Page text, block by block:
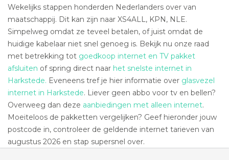
Wekelijks stappen honderden Nederlanders over van
maatschappij. Dit kan zijn naar XS4ALL, KPN, NLE.
Simpelweg omdat ze teveel betalen, of juist omdat de
huidige kabelaar niet snel genoeg is. Bekijk nu onze raad
met betrekking tot goedkoop internet en TV pakket
afsluiten of spring direct naar het snelste internet in
Harkstede. Eveneens tref je hier informatie over glasvezel
internet in Harkstede. Liever geen abbo voor tv en bellen?
Overweeg dan deze aanbiedingen met alleen internet.
Moeiteloos de pakketten vergelijken? Geef hieronder jouw
postcode in, controleer de geldende internet tarieven van
augustus 2026 en stap supersnel over.